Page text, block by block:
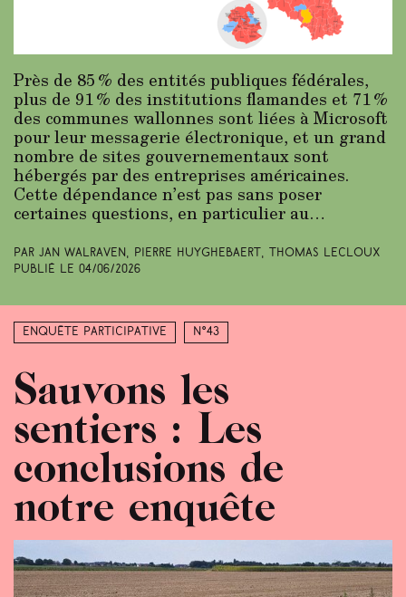
Près de 85 % des entités publiques fédérales,
plus de 91 % des institutions flamandes et 71 %
des communes wallonnes sont liées à Microsoft
pour leur messagerie électronique, et un grand
nombre de sites gouvernementaux sont
hébergés par des entreprises américaines.
Cette dépendance n’est pas sans poser
certaines questions, en particulier au…
Par Jan Walraven, Pierre Huyghebaert, Thomas Lecloux
Publié le 04/06/2026
Enquête participative N°43
Sauvons les
sentiers : Les
conclusions de
notre enquête